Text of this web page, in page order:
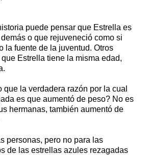
puede pensar que Estrella es
o que rejuveneció como si
la fuente de la juventud. Otros
Estrella tiene la misma edad,
que la verdadera razón por la cual
es que aumentó de peso? No es
hermanas, también aumentó de
personas, pero no para las
de las estrellas azules rezagadas